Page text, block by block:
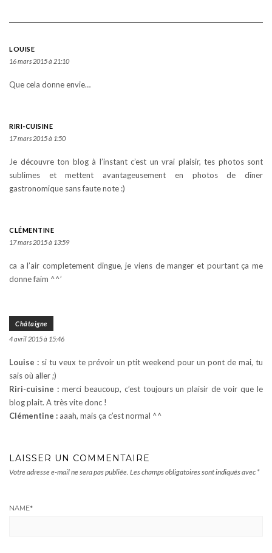
LOUISE
16 mars 2015 à 21:10
Que cela donne envie…
RIRI-CUISINE
17 mars 2015 à 1:50
Je découvre ton blog à l’instant c’est un vrai plaisir, tes photos sont
sublimes et mettent avantageusement en photos de dîner
gastronomique sans faute note :)
CLÉMENTINE
17 mars 2015 à 13:59
ca a l’air completement dingue, je viens de manger et pourtant ça me
donne faim ^^’
Châtaigne
4 avril 2015 à 15:46
Louise : si tu veux te prévoir un ptit weekend pour un pont de mai, tu
sais où aller ;)
Riri-cuisine :merci beaucoup, c’est toujours un plaisir de voir que le
blog plait. A très vite donc !
Clémentine : aaah, mais ça c’est normal ^^
LAISSER UN COMMENTAIRE
Votre adresse e-mail ne sera pas publiée. Les champs obligatoires sont indiqués avec *
NAME*